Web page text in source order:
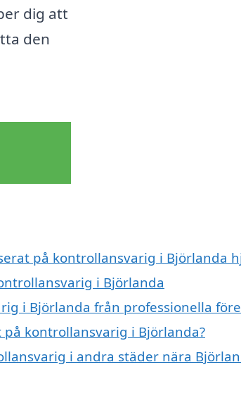
dig att
den
på kontrollansvarig i Björlanda
i Björlanda
i Björlanda från professionella
kontrollansvarig i Björlanda?
i andra städer nära